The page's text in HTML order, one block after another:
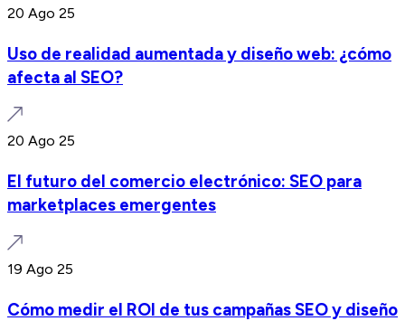
20 Ago 25
Uso de realidad aumentada y diseño web: ¿cómo
afecta al SEO?
20 Ago 25
El futuro del comercio electrónico: SEO para
marketplaces emergentes
19 Ago 25
Cómo medir el ROI de tus campañas SEO y diseño